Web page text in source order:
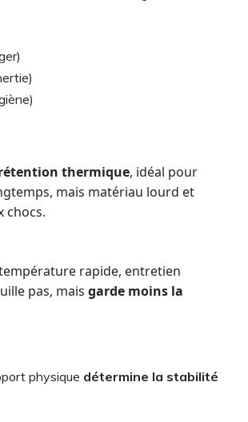
thermique, idéal pour
mais matériau lourd et
chocs.
rapide, entretien
pas, mais garde moins la
physique détermine la stabilité